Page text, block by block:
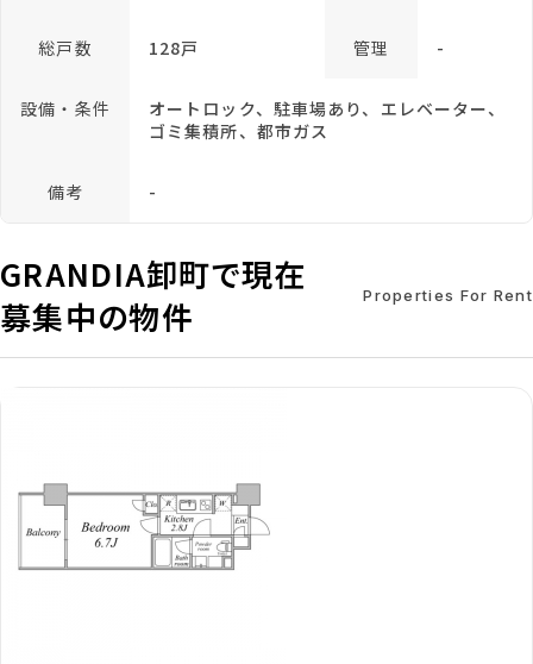
総戸数 128戸 管理 -
設備・条件
オートロック、駐車場あり、エレベーター、
ゴミ集積所、都市ガス
備考 -
GRANDIA卸町で現在
募集中の物件
Properties For Rent